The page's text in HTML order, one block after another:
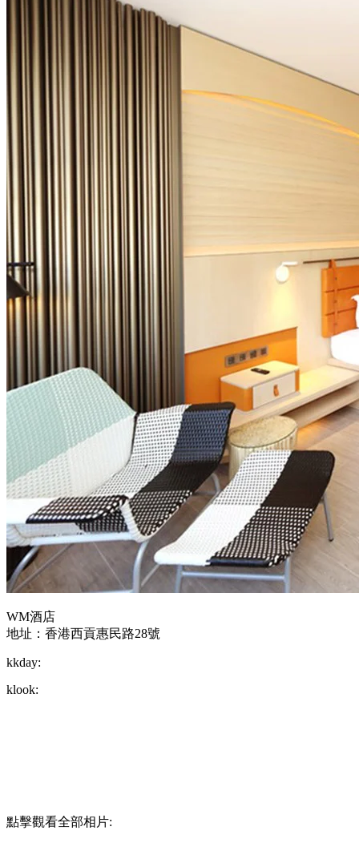
WM酒店
地址：香港西貢惠民路28號
kkday:
klook:
點擊觀看全部相片: